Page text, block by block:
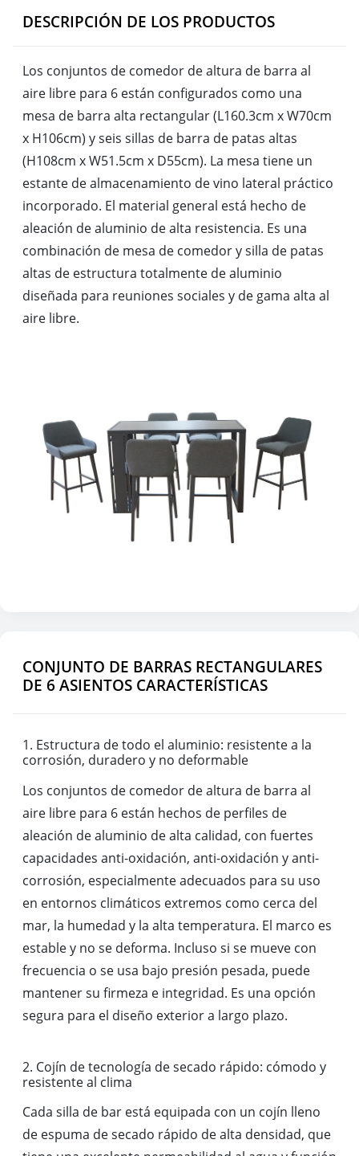
DESCRIPCIÓN DE LOS PRODUCTOS
Los conjuntos de comedor de altura de barra al
aire libre para 6 están configurados como una
mesa de barra alta rectangular (L160.3cm x W70cm
x H106cm) y seis sillas de barra de patas altas
(H108cm x W51.5cm x D55cm). La mesa tiene un
estante de almacenamiento de vino lateral práctico
incorporado. El material general está hecho de
aleación de aluminio de alta resistencia. Es una
combinación de mesa de comedor y silla de patas
altas de estructura totalmente de aluminio
diseñada para reuniones sociales y de gama alta al
aire libre.
CONJUNTO DE BARRAS RECTANGULARES
DE 6 ASIENTOS CARACTERÍSTICAS
1. Estructura de todo el aluminio: resistente a la
corrosión, duradero y no deformable
Los conjuntos de comedor de altura de barra al
aire libre para 6 están hechos de perfiles de
aleación de aluminio de alta calidad, con fuertes
capacidades anti-oxidación, anti-oxidación y anti-
corrosión, especialmente adecuados para su uso
en entornos climáticos extremos como cerca del
mar, la humedad y la alta temperatura. El marco es
estable y no se deforma. Incluso si se mueve con
frecuencia o se usa bajo presión pesada, puede
mantener su firmeza e integridad. Es una opción
segura para el diseño exterior a largo plazo.
2. Cojín de tecnología de secado rápido: cómodo y
resistente al clima
Cada silla de bar está equipada con un cojín lleno
de espuma de secado rápido de alta densidad, que